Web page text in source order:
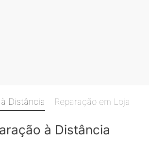
Distância Reparação em Loja
à Distância